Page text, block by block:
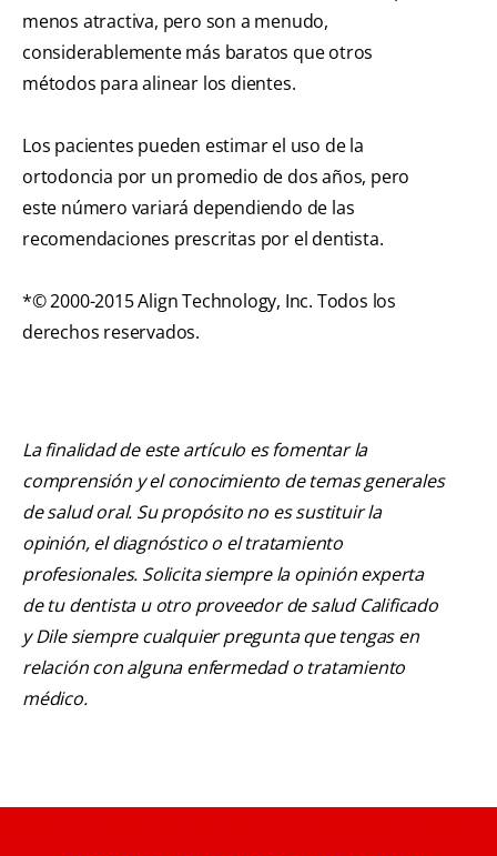
menos atractiva, pero son a menudo,
considerablemente más baratos que otros
métodos para alinear los dientes.
Los pacientes pueden estimar el uso de la
ortodoncia por un promedio de dos años, pero
este número variará dependiendo de las
recomendaciones prescritas por el dentista.
*© 2000-2015 Align Technology, Inc. Todos los
derechos reservados.
La finalidad de este artículo es fomentar la
comprensión y el conocimiento de temas generales
de salud oral. Su propósito no es sustituir la
opinión, el diagnóstico o el tratamiento
profesionales. Solicita siempre la opinión experta
de tu dentista u otro proveedor de salud Calificado
y Dile siempre cualquier pregunta que tengas en
relación con alguna enfermedad o tratamiento
médico.